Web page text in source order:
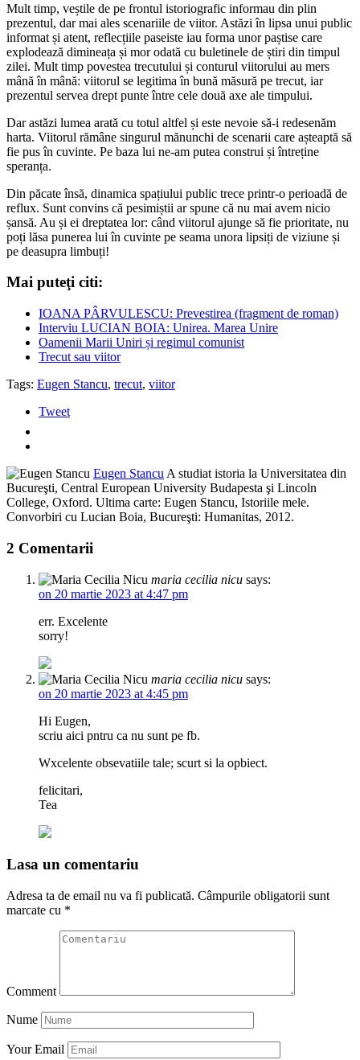
Mult timp, veștile de pe frontul istoriografic informau din plin
prezentul, dar mai ales scenariile de viitor. Astăzi în lipsa unui public
informat și atent, reflecțiile paseiste iau forma unor paștise care
explodează dimineața și mor odată cu buletinele de știri din timpul
zilei. Mult timp povestea trecutului și conturul viitorului au mers
mână în mână: viitorul se legitima în bună măsură pe trecut, iar
prezentul servea drept punte între cele două axe ale timpului.
Dar astăzi lumea arată cu totul altfel și este nevoie să-i redesenăm
harta. Viitorul rămâne singurul mănunchi de scenarii care așteaptă să
fie pus în cuvinte. Pe baza lui ne-am putea construi și întreține
speranța.
Din păcate însă, dinamica spațiului public trece printr-o perioadă de
reflux. Sunt convins că pesimiștii ar spune că nu mai avem nicio
șansă. Au și ei dreptatea lor: când viitorul ajunge să fie prioritate, nu
poți lăsa punerea lui în cuvinte pe seama unora lipsiți de viziune și
pe deasupra limbuți!
Mai puteţi citi:
IOANA PÂRVULESCU: Prevestirea (fragment de roman)
Interviu LUCIAN BOIA: Unirea. Marea Unire
Oamenii Marii Uniri și regimul comunist
Trecut sau viitor
Tags: Eugen Stancu, trecut, viitor
Tweet
Eugen Stancu A studiat istoria la Universitatea din
Bucureşti, Central European University Budapesta şi Lincoln
College, Oxford. Ultima carte: Eugen Stancu, Istoriile mele.
Convorbiri cu Lucian Boia, Bucureşti: Humanitas, 2012.
2 Comentarii
maria cecilia nicu says:
on 20 martie 2023 at 4:47 pm
err. Excelente
sorry!
maria cecilia nicu says:
on 20 martie 2023 at 4:45 pm
Hi Eugen,
scriu aici pntru ca nu sunt pe fb.
Wxcelente obsevatiile tale; scurt si la opbiect.
felicitari,
Tea
Lasa un comentariu
Adresa ta de email nu va fi publicată. Câmpurile obligatorii sunt
marcate cu *
Comment
Nume
Your Email